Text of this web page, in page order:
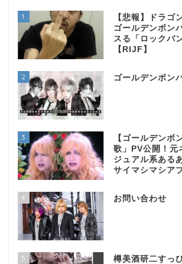
1
【悲報】ドラゴ
ゴールデンボン
スる「ロックバ
【RIJF】
2 ゴールデンボン
3
【ゴールデンボ
歌」PV公開！元
ジュアル系ある
サイマシマシア
4 お問い合わせ
5
樽美酒研二すっ